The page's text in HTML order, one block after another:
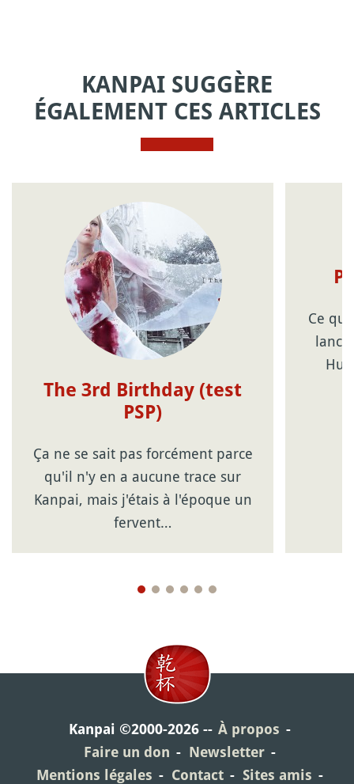
KANPAI SUGGÈRE
ÉGALEMENT CES ARTICLES
The 3rd Birthday (test
PSP)
Ça ne se sait pas forcément parce
qu'il n'y en a aucune trace sur
Kanpai, mais j'étais à l'époque un
fervent…
Ce
Kanpai ©2000-2026
À propos
Faire un don
Newsletter
Mentions légales
Contact Sites amis